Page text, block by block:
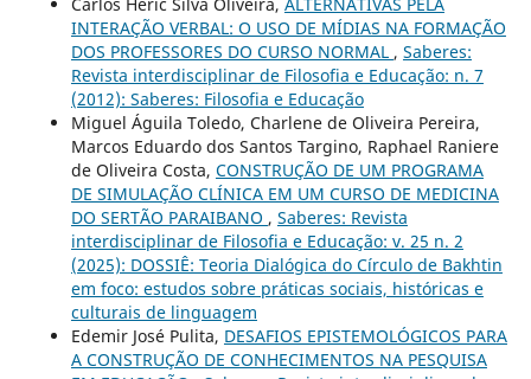
Carlos Héric Silva Oliveira, ALTERNATIVAS PELA
INTERAÇÃO VERBAL: O USO DE MÍDIAS NA FORMAÇÃO
DOS PROFESSORES DO CURSO NORMAL , Saberes:
Revista interdisciplinar de Filosofia e Educação: n. 7
(2012): Saberes: Filosofia e Educação
Miguel Águila Toledo, Charlene de Oliveira Pereira,
Marcos Eduardo dos Santos Targino, Raphael Raniere
de Oliveira Costa, CONSTRUÇÃO DE UM PROGRAMA
DE SIMULAÇÃO CLÍNICA EM UM CURSO DE MEDICINA
DO SERTÃO PARAIBANO , Saberes: Revista
interdisciplinar de Filosofia e Educação: v. 25 n. 2
(2025): DOSSIÊ: Teoria Dialógica do Círculo de Bakhtin
em foco: estudos sobre práticas sociais, históricas e
culturais de linguagem
Edemir José Pulita, DESAFIOS EPISTEMOLÓGICOS PARA
A CONSTRUÇÃO DE CONHECIMENTOS NA PESQUISA